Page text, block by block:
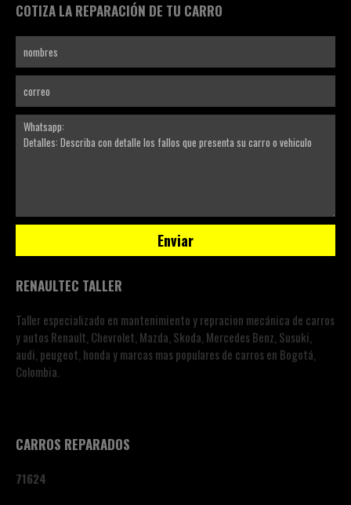
COTIZA LA REPARACIÓN DE TU CARRO
RENAULTEC TALLER
Taller especializado en mantenimiento y repracion mecánica de carros
y autos Renault, Chevrolet, Mazda, Skoda, Mercedes Benz, Susuki,
audi, peugeot, honda y marcas mas populares de carros en Bogotá,
Colombia.
CARROS REPARADOS
71624